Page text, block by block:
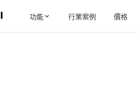
功能 行業案例 價格